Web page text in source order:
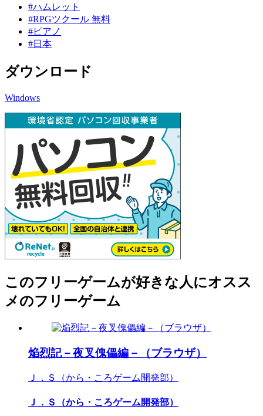
#ハムレット
#RPGツクール 無料
#ピアノ
#日本
ダウンロード
Windows
このフリーゲームが好きな人にオスス
メのフリーゲーム
焔烈記－夜叉傀儡編－（ブラウザ）
Ｊ．Ｓ（から・ころゲーム開発部）
Ｊ．Ｓ（から・ころゲーム開発部）